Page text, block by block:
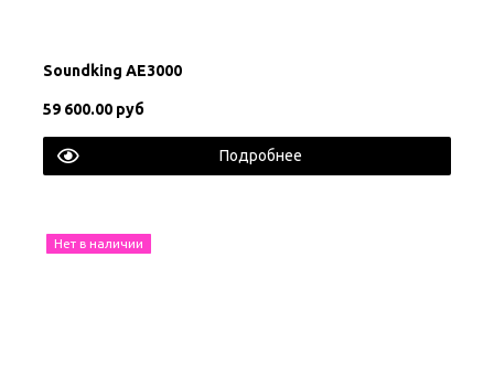
Soundking AE3000
59 600.00 руб
Подробнее
Нет в наличии